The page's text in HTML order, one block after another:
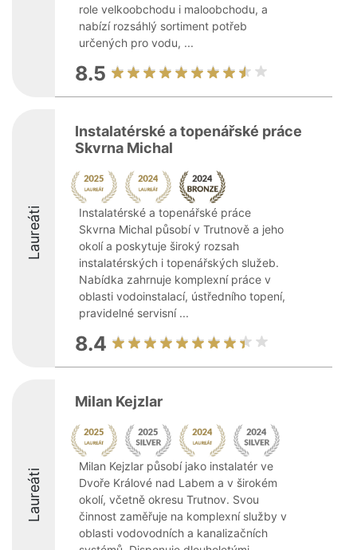
role velkoobchodu i maloobchodu, a
nabízí rozsáhlý sortiment potřeb
určených pro vodu, ...
8.5
Laureáti
Instalatérské a topenářské práce
Skvrna Michal
Instalatérské a topenářské práce
Skvrna Michal působí v Trutnově a jeho
okolí a poskytuje široký rozsah
instalatérských i topenářských služeb.
Nabídka zahrnuje komplexní práce v
oblasti vodoinstalací, ústředního topení,
pravidelné servisní ...
8.4
Laureáti
Milan Kejzlar
Milan Kejzlar působí jako instalatér ve
Dvoře Králové nad Labem a v širokém
okolí, včetně okresu Trutnov. Svou
činnost zaměřuje na komplexní služby v
oblasti vodovodních a kanalizačních